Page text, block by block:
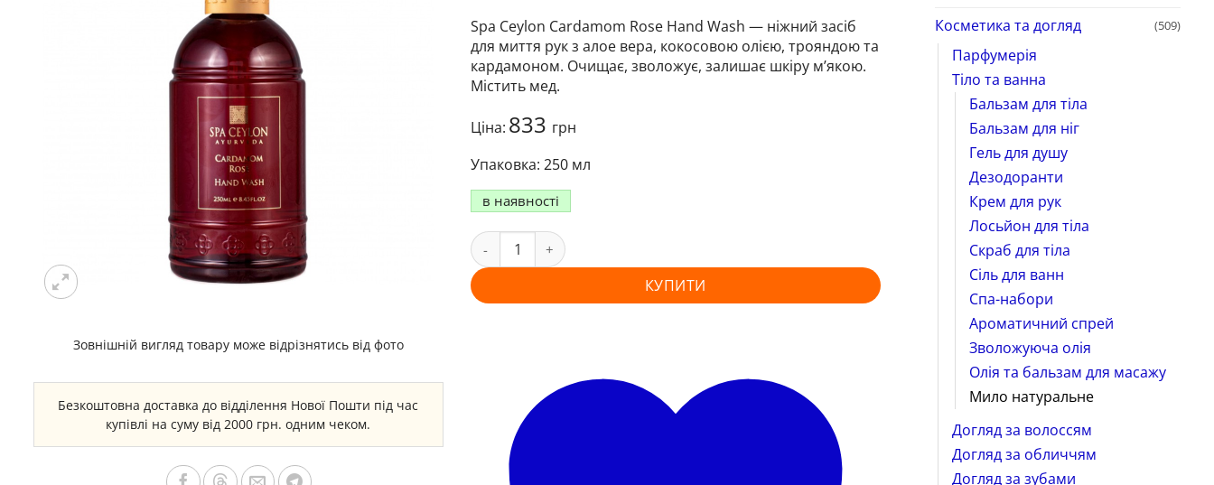
Косметика та догляд (509)
Парфумерія
Тіло та ванна
Бальзам для тіла
Бальзам для ніг
Гель для душу
Дезодоранти
Крем для рук
Лосьйон для тіла
Скраб для тіла
Сіль для ванн
Спа-набори
Ароматичний спрей
Зволожуюча олія
Олія та бальзам для масажу
Мило натуральне
Догляд за волоссям
Догляд за обличчям
Догляд за зубами
Зовнішній вигляд товару може відрізнятись від фото
Безкоштовна доставка до відділення Нової Пошти під час
купівлі на суму від 2000 грн. одним чеком.
Spa Ceylon Cardamom Rose Hand Wash — ніжний засіб
для миття рук з алое вера, кокосовою олією, трояндою та
кардамоном. Очищає, зволожує, залишає шкіру м’якою.
Містить мед.
Ціна: 833 грн
250 мл
в наявності
КУПИТИ